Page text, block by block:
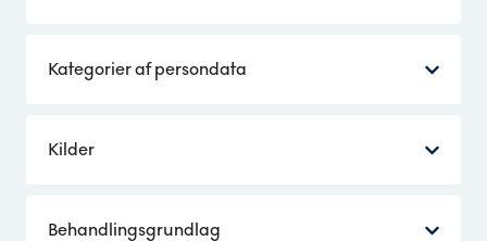
Kategorier af persondata
Kilder
Behandlingsgrundlag